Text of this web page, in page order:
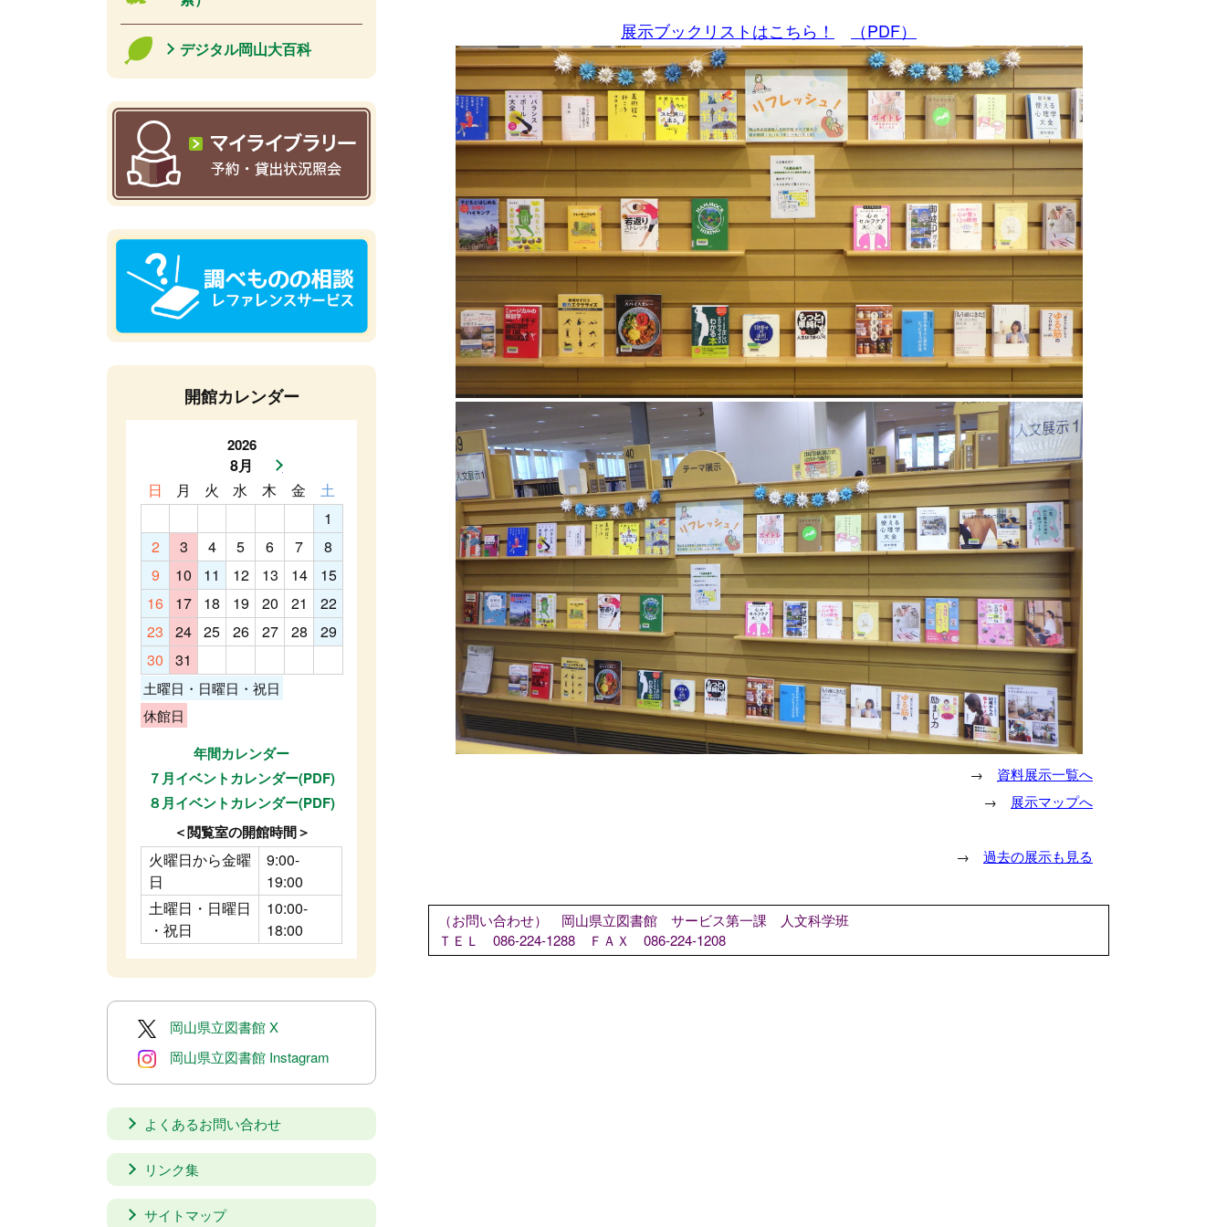
展示ブックリストはこちら！ （PDF）
→ 資料展示一覧へ
→ 展示マップへ
→ 過去の展示も見る
（お問い合わせ） 岡山県立図書館 サービス第一課 人文科学班
ＴＥＬ 086-224-1288
ＦＡＸ 086-224-1208
デジタル岡山大百科
開館カレンダー
2026
8月
次月へ
日
月 火 水 木 金
土
1
2
3 4 5 6 7
8
9
10 11 12 13 14
15
16
17 18 19 20 21
22
23
24 25 26 27 28
29
30
31
土曜日・日曜日・祝日
休館日
年間カレンダー
７月イベントカレンダー(PDF)
８月イベントカレンダー(PDF)
＜閲覧室の開館時間＞
火曜日から金曜
日
9:00-
19:00
土曜日・日曜日
・祝日
10:00-
18:00
岡山県立図書館 X
岡山県立図書館 Instagram
よくあるお問い合わせ
リンク集
サイトマップ